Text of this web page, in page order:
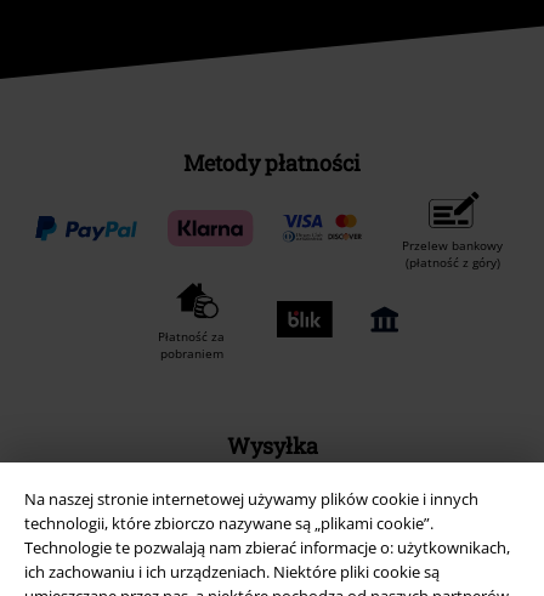
Na naszej stronie internetowej używamy plików cookie i innych
technologii, które zbiorczo nazywane są „plikami cookie”.
Technologie te pozwalają nam zbierać informacje o: użytkownikach,
ich zachowaniu i ich urządzeniach. Niektóre pliki cookie są
Metody płatności
Przelew bankowy
(płatność z góry)
Płatność za
pobraniem
Wysyłka